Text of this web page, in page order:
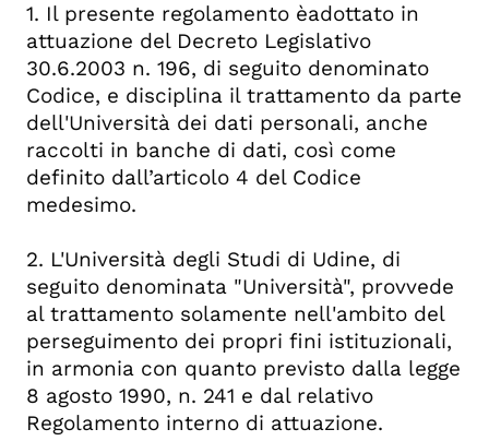
Art. 5 - Modalità di raccolta e
requisiti dei dati personali
Art. 6 - Misure di sicurezza
Art. 7 - Comunicazione interna di
avvio o di cessazione del
trattamento dei dati
Art. 8 - Diritti dell'interessato
Art. 9 - Comunicazione e diffusione
Art. 10 - Modalità di comunicazione
e diffusione dei dati
Art. 11 - Trattamento dei dati
personali per scopi statistici e
scientifici
Art. 12 - Disposizioni finali
Art. 13 - Entrata in vigore
1. Il presente regolamento èadottato in
attuazione del Decreto Legislativo
30.6.2003 n. 196, di seguito denominato
Codice, e disciplina il trattamento da parte
dell'Università dei dati personali, anche
raccolti in banche di dati, così come
definito dall’articolo 4 del Codice
medesimo.
2. L'Università degli Studi di Udine, di
seguito denominata "Università", provvede
al trattamento solamente nell'ambito del
perseguimento dei propri fini istituzionali,
in armonia con quanto previsto dalla legge
8 agosto 1990, n. 241 e dal relativo
Regolamento interno di attuazione.